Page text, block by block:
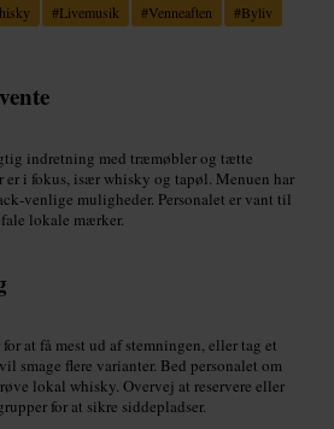
#Livemusik #Venneaften #Byliv
indretning med træmøbler og tætte
er i fokus, især whisky og tapøl. Menuen har
muligheder. Personalet er vant til
lokale mærker.
at få mest ud af stemningen, eller tag et
smage flere varianter. Bed personalet om
lokal whisky. Overvej at reservere eller
for at sikre siddepladser.